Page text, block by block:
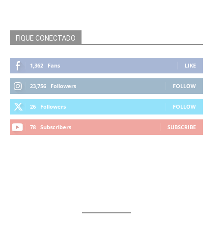
FIQUE CONECTADO
1,362 Fans LIKE
23,756 Followers FOLLOW
26 Followers FOLLOW
78 Subscribers SUBSCRIBE